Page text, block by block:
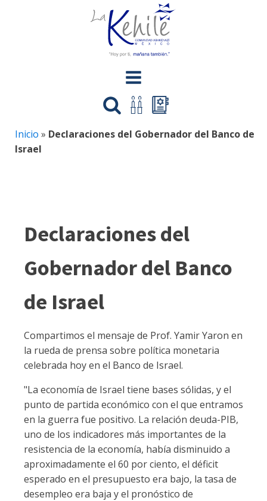
Inicio » Declaraciones del Gobernador del Banco de
Israel
Declaraciones del
Gobernador del Banco
de Israel
Compartimos el mensaje de Prof. Yamir Yaron en
la rueda de prensa sobre política monetaria
celebrada hoy en el Banco de Israel.
"La economía de Israel tiene bases sólidas, y el
punto de partida económico con el que entramos
en la guerra fue positivo. La relación deuda-PIB,
uno de los indicadores más importantes de la
resistencia de la economía, había disminuido a
aproximadamente el 60 por ciento, el déficit
esperado en el presupuesto era bajo, la tasa de
desempleo era baja y el pronóstico de